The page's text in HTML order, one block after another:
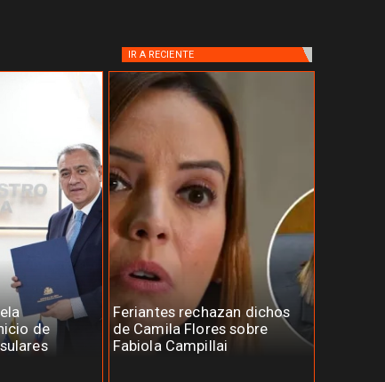
de
Feriantes rechazan dichos
de Camila Flores sobre
Fabiola Campillai
IR A RECIENTE